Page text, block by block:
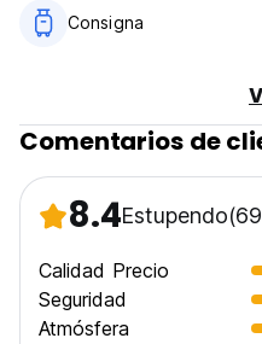
atmosphere. We hope that
Consigna
Comentarios de
8.4Estupendo
Calidad Precio
Seguridad
Atmósfera